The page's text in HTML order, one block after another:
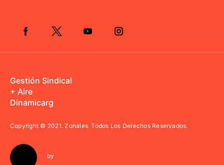
Gestión Sindical
+ Aire
Dinamicarg
Copyright © 2021.Zonales. Todos Los Derechos Reservados.
by